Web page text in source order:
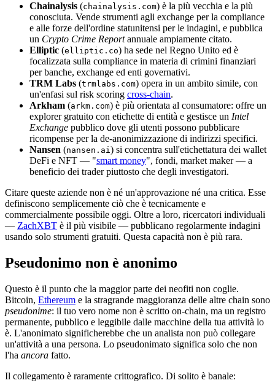
Chainalysis (chainalysis.com) è la più vecchia e la più
conosciuta. Vende strumenti agli exchange per la compliance
e alle forze dell'ordine statunitensi per le indagini, e pubblica
un Crypto Crime Reportannuale ampiamente citato.
Elliptic (elliptic.co) ha sede nel Regno Unito ed è
focalizzata sulla compliance in materia di crimini finanziari
per banche, exchange ed enti governativi.
TRM Labs (trmlabs.com) opera in un ambito simile, con
un'enfasi sul risk scoring cross-chain.
Arkham (arkm.com) è più orientata al consumatore: offre un
explorer gratuito con etichette di entità e gestisce un Intel
Exchange pubblico dove gli utenti possono pubblicare
ricompense per la de-anonimizzazione di indirizzi specifici.
Nansen (nansen.ai) si concentra sull'etichettatura dei wallet
DeFi e NFT — "smart money", fondi, market maker — a
beneficio dei trader piuttosto che degli investigatori.
Citare queste aziende non è né un'approvazione né una critica. Esse
definiscono semplicemente ciò che è tecnicamente e
commercialmente possibile oggi. Oltre a loro, ricercatori individuali
— ZachXBT è il più visibile — pubblicano regolarmente indagini
usando solo strumenti gratuiti. Questa capacità non è più rara.
Pseudonimo non è anonimo
Questo è il punto che la maggior parte dei neofiti non coglie.
Bitcoin, Ethereum e la stragrande maggioranza delle altre chain sono
pseudonime: il tuo vero nome non è scritto on-chain, ma un registro
permanente, pubblico e leggibile dalle macchine della tua attività lo
è. L'anonimato significherebbe che un analista non può collegare
un'attività a una persona. Lo pseudonimato significa solo che non
l'ha ancora fatto.
Il collegamento è raramente crittografico. Di solito è banale: